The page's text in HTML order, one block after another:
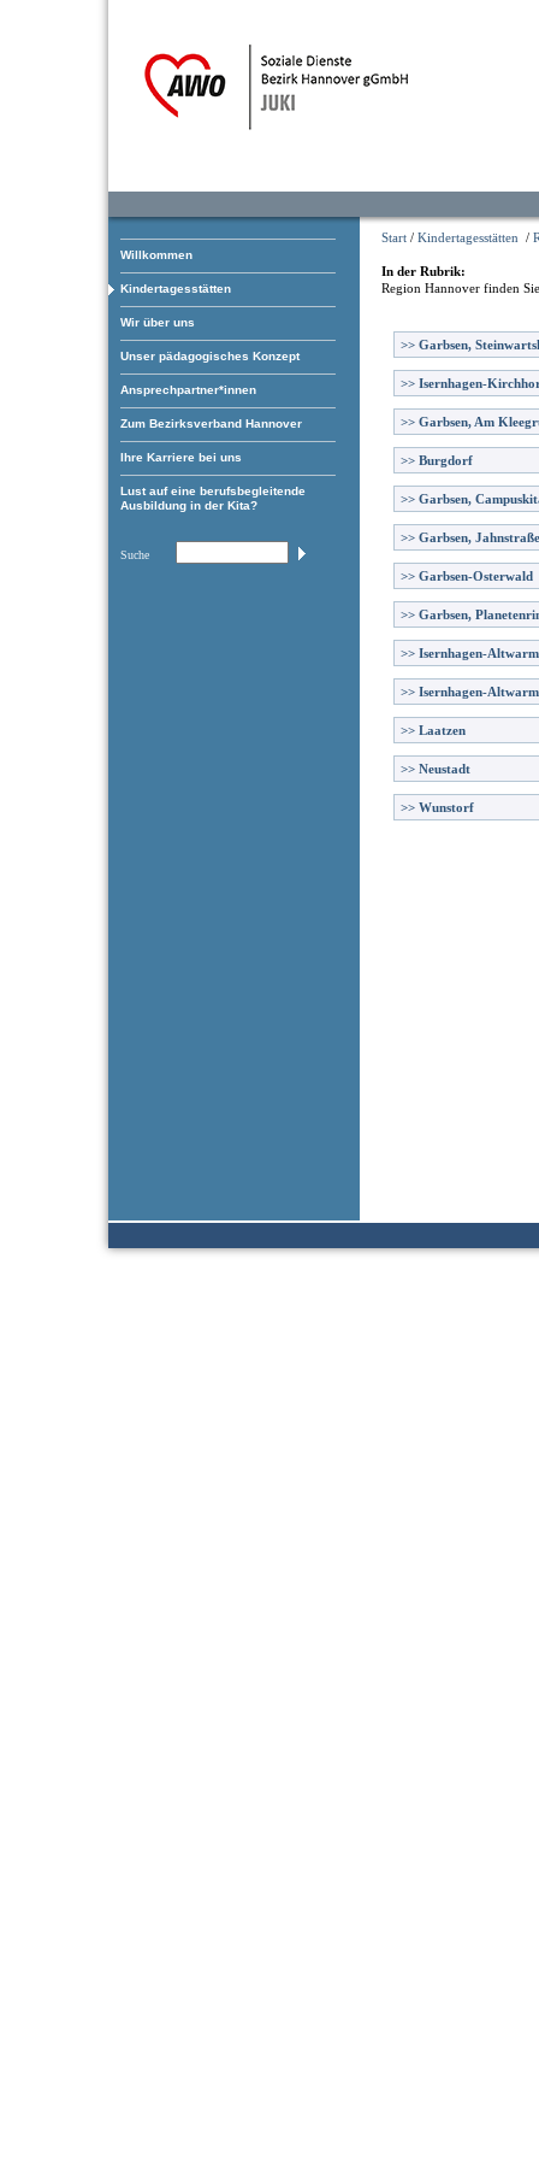
Willkommen
Kindertagesstätten
Wir über uns
Unser pädagogisches Konzept
Ansprechpartner*innen
Zum Bezirksverband Hannover
Ihre Karriere bei uns
Lust auf eine berufsbegleitende
Ausbildung in der Kita?
Suche
Start / Kindertagesstätten /
In der Rubrik:
Region Hannover finden
>> Garbsen,
>> Isernhagen-
>> Garbsen, Am
>> Burgdorf
>> Garbsen,
>> Garbsen, Jahnstraße
>> Garbsen-Osterwald
>> Garbsen,
>> Isernhagen-
>> Isernhagen-
>> Laatzen
>> Neustadt
>> Wunstorf